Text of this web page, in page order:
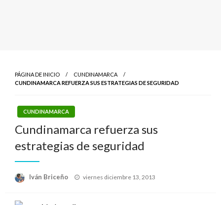
PÁGINA DE INICIO
CUNDINAMARCA
CUNDINAMARCA REFUERZA SUS ESTRATEGIAS DE SEGURIDAD
CUNDINAMARCA
Cundinamarca refuerza sus
estrategias de seguridad
Iván Briceño
Publicado
viernes diciembre 13, 2013